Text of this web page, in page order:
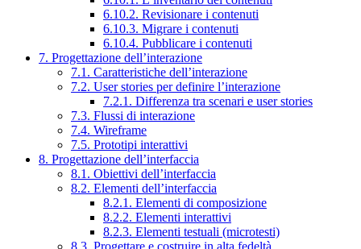
6.10.2. Revisionare i contenuti
6.10.3. Migrare i contenuti
6.10.4. Pubblicare i contenuti
7. Progettazione dell’interazione
7.1. Caratteristiche dell’interazione
7.2. User stories per definire l’interazione
7.2.1. Differenza tra scenari e user stories
7.3. Flussi di interazione
7.4. Wireframe
7.5. Prototipi interattivi
8. Progettazione dell’interfaccia
8.1. Obiettivi dell’interfaccia
8.2. Elementi dell’interfaccia
8.2.1. Elementi di composizione
8.2.2. Elementi interattivi
8.2.3. Elementi testuali (microtesti)
8.3. Progettare e costruire in alta fedeltà